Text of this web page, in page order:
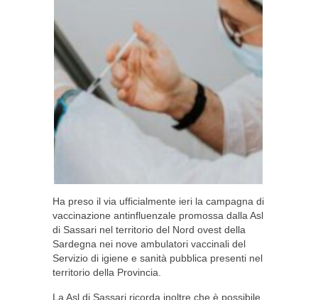
Ha preso il via ufficialmente ieri la campagna di
vaccinazione antinfluenzale promossa dalla Asl
di Sassari nel territorio del Nord ovest della
Sardegna nei nove ambulatori vaccinali del
Servizio di igiene e sanità pubblica presenti nel
territorio della Provincia.
La Asl di Sassari ricorda inoltre che è possibile